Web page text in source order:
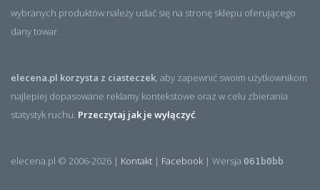
wybranych produktów należy udać się na stronę sklepu oferującego
dany towar.
elecena.pl korzysta z ciasteczek , aby zapewnić swoim użytkownikom
najlepiej dopasowane reklamy kontekstowe oraz w celu zbierania
statystyk ruchu. Przeczytaj jak je wyłączyć
elecena.pl © 2006-2026 | Kontakt | Facebook | Wersja 061b0bb